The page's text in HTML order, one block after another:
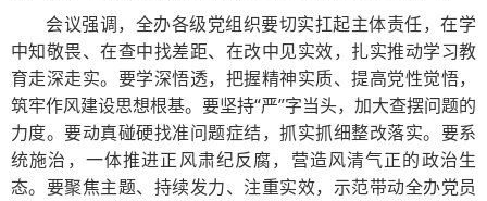
会议强调，全办各级党组织要切实扛起主体责任，在学
中知敬畏、在查中找差距、在改中见实效，扎实推动学习教
育走深走实。要学深悟透，把握精神实质、提高党性觉悟，
筑牢作风建设思想根基。要坚持“严”字当头，加大查摆问题的
力度。要动真碰硬找准问题症结，抓实抓细整改落实。要系
统施治，一体推进正风肃纪反腐，营造风清气正的政治生
态。要聚焦主题、持续发力、注重实效，示范带动全办党员